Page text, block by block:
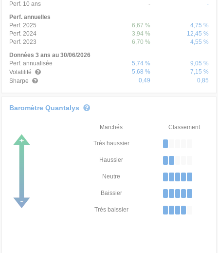
Perf. 10 ans
-
-
Perf. annuelles
Perf. 2025
6,67 %
4,75 %
Perf. 2024
3,94 %
12,45 %
Perf. 2023
6,70 %
4,55 %
Données 3 ans au 30/06/2026
Perf. annualisée
5,74 %
9,05 %
Volatilité
5,68 %
7,15 %
Sharpe
0,49 0,85
Baromètre Quantalys
Marchés Classement
Très haussier
Haussier
Neutre
Baissier
Très baissier